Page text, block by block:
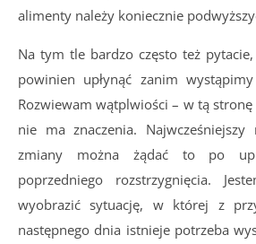
alimenty należy koniecznie
Na tym tle bardzo często też
powinien upłynąć zanim
Rozwiewam wątplwiości – w tą stronę
nie ma znaczenia.
zmiany można żądać to po
poprzedniego rozstrzygnięcia.
wyobrazić sytuację, w której z
następnego dnia istnieje potrzeba